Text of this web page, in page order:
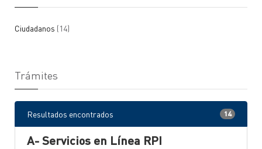
Ciudadanos (14)
Trámites
Resultados encontrados 14
A- Servicios en Línea RPI